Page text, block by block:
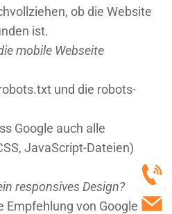
ob die Website
ist.
mobile Webseite
und die robots-
Google auch alle
JavaScript-Dateien)
responsives Design?
von Google, auf